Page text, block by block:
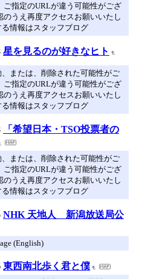
ご指定のURLが違う可能性がござ
のうえ再度アクセスお願いいたし
情報はスタッフブログ
星を見るのが好きなヒト
または、削除された可能性がご
ご指定のURLが違う可能性がござ
のうえ再度アクセスお願いいたし
情報はスタッフブログ
「希望日本・TSO投票者の
または、削除された可能性がご
ご指定のURLが違う可能性がござ
のうえ再度アクセスお願いいたし
情報はスタッフブログ
NHK 天地人 新潟放送局公
(English)
東西南北歩く君と僕